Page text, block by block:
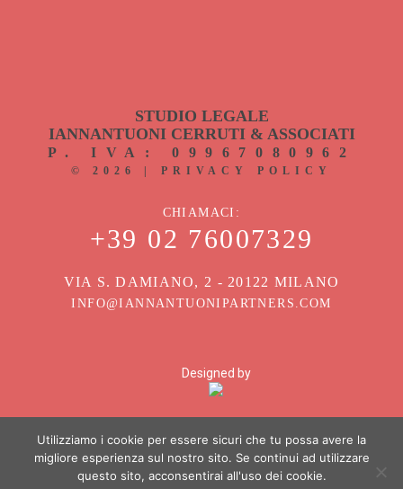
STUDIO LEGALE
IANNANTUONI CERRUTI & ASSOCIATI
P. IVA: 09967080962
© 2026 PRIVACY POLICY
CHIAMACI
+39 02 76007329
VIA S. DAMIANO, 2 - 20122 MILANO
INFO@IANNANTUONIPARTNERS.COM
Designed by
Utilizziamo i cookie per essere sicuri che tu possa avere la
migliore esperienza sul nostro sito. Se continui ad utilizzare
questo sito, acconsentirai all'uso dei cookie.